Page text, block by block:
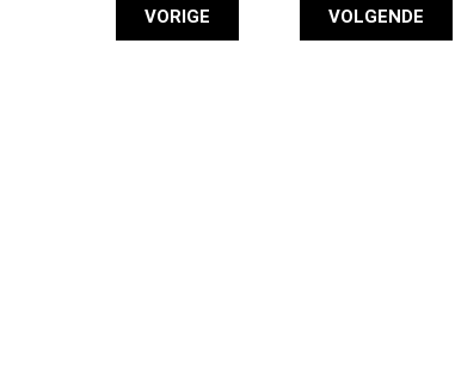
VORIGE VOLGENDE